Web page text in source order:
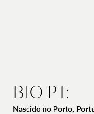
BIO PT:
Nascido no Porto,